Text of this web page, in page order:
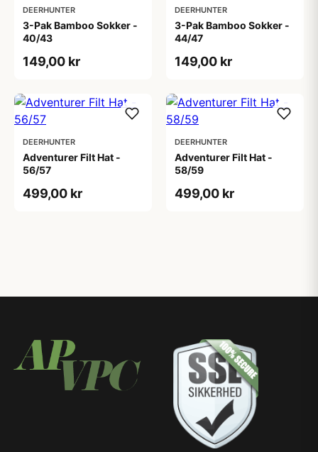
DEERHUNTER
3-Pak Bamboo Sokker -
40/43
149,00 kr
DEERHUNTER
3-Pak Bamboo Sokker -
44/47
149,00 kr
DEERHUNTER
Adventurer Filt Hat -
56/57
499,00 kr
DEERHUNTER
Adventurer Filt Hat -
58/59
499,00 kr